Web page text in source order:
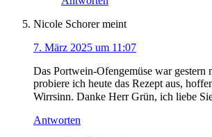
Nicole Schorer meint
7. März 2025 um 11:07
Das Portwein-Ofengemüse war gestern
probiere ich heute das Rezept aus,
Wirrsinn. Danke Herr Grün, ich liebe
Antworten